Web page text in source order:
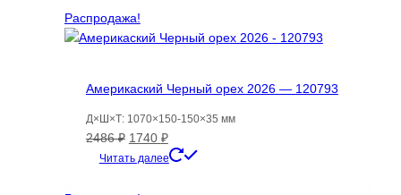
Распродажа!
Америкаский Черный орех 2026 — 120793
Д×Ш×Т: 1070×150-150×35 мм
2486₽ Первоначальная
цена
1740 ₽Текущая
цена:
Читать далее